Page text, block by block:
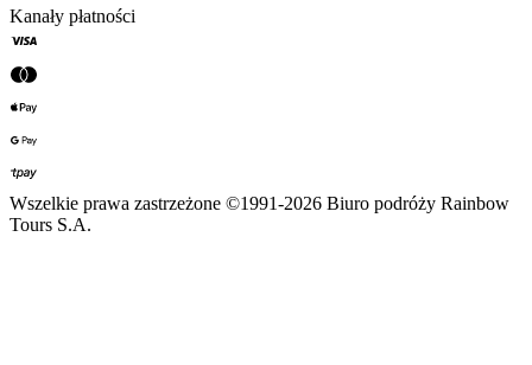
Kanały płatności
Wszelkie prawa zastrzeżone ©1991-2026 Biuro podróży Rainbow
Tours S.A.